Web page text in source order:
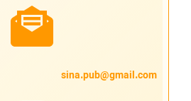
sina.pub@gmail.com